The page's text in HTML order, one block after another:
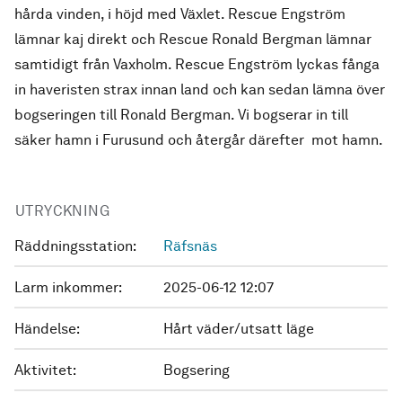
hårda vinden, i höjd med Växlet. Rescue Engström
lämnar kaj direkt och Rescue Ronald Bergman lämnar
samtidigt från Vaxholm. Rescue Engström lyckas fånga
in haveristen strax innan land och kan sedan lämna över
bogseringen till Ronald Bergman. Vi bogserar in till
säker hamn i Furusund och återgår därefter mot hamn.
UTRYCKNING
Räddningsstation: Räfsnäs
Larm inkommer: 2025-06-12 12:07
Händelse: Hårt väder/utsatt läge
Aktivitet: Bogsering